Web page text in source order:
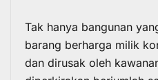
Tak hanya bangunan
barang berharga milik
dan dirusak oleh